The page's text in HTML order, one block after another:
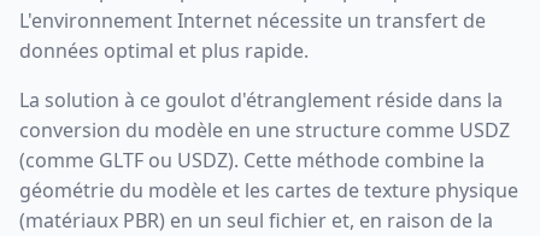
L'environnement Internet nécessite un transfert de
données optimal et plus rapide.
La solution à ce goulot d'étranglement réside dans la
conversion du modèle en une structure comme USDZ
(comme GLTF ou USDZ). Cette méthode combine la
géométrie du modèle et les cartes de texture physique
(matériaux PBR) en un seul fichier et, en raison de la